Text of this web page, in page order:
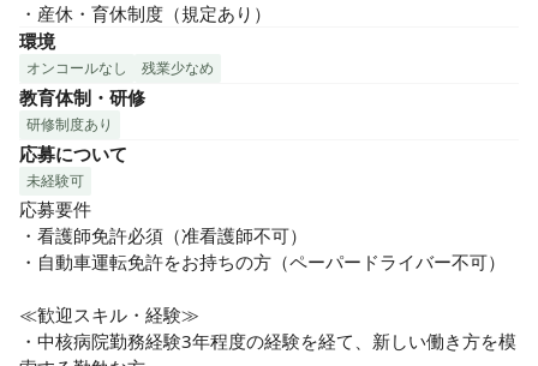
・産休・育休制度（規定あり）
環境
オンコールなし 残業少なめ
教育体制・研修
研修制度あり
応募について
未経験可
応募要件
・看護師免許必須（准看護師不可）
・自動車運転免許をお持ちの方（ペーパードライバー不可）
≪歓迎スキル・経験≫
・中核病院勤務経験3年程度の経験を経て、新しい働き方を模